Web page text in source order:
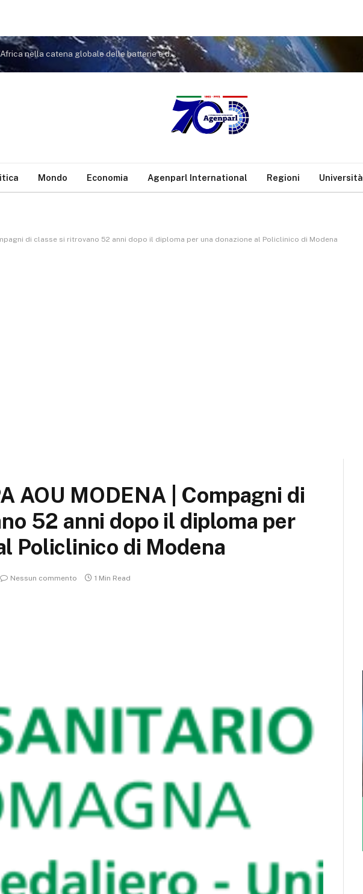
GIGA Africa 2026: Il ruolo dell’Africa nella catena globale delle batterie e dei minerali critici
Mondo Economia Agenparl International Regioni Università
di classe si ritrovano 52 anni dopo il diploma per una donazione al Policlinico di Modena
AOU MODENA | Compagni di
52 anni dopo il diploma per
Policlinico di Modena
Nessun commento 1 Min Read